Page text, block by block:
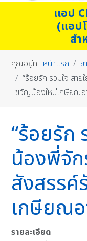
แอป
(แอป
สำ
คุณอยู่ที่: หน้าแรก ข่
“ร้อยรัก รวมใจ สา
ขวัญน้องใหม่เกษียณอ
“ร้อยรัก
น้องพี่จัก
สังสรร
เกษียณ
รายละเอียด